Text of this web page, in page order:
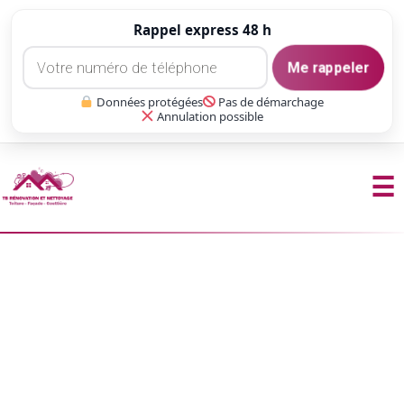
Rappel express 48 h
Me rappeler
Données protégées
Pas de démarchage
Annulation possible
☰